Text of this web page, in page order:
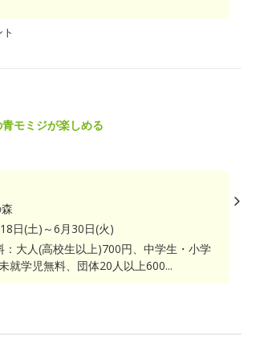
モミジが楽しめる
日(土)～6月30日(火)
：大人(高校生以上)700円、中学生・小学
就学児無料、団体20人以上600...